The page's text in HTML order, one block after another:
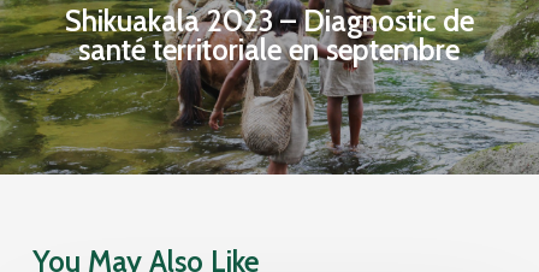
Shikuakala 2023 – Diagnostic de
santé territoriale en septembre
You May Also Like